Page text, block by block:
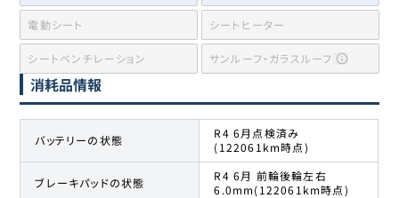
電動シート シートヒーター
シートベンチレーション サンルーフ・ガラスルーフ
消耗品情報
バッテリーの状態
R4 6月点検済み
(122061km時点)
ブレーキパッドの状態
R4 6月 前輪後輪左右
6.0mm(122061km時点)